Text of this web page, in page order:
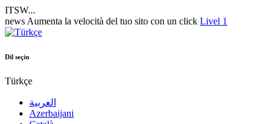
ITSW...
news Aumenta la velocità del tuo sito con un click Livel 1
Dil seçin
Türkçe
العربية
Azerbaijani